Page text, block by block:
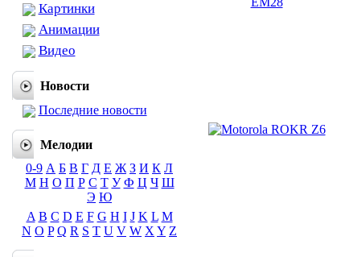
Картинки
Анимации
Видео
Новости
Последние новости
Мелодии
0-9 А Б В Г Д Е Ж З И К Л
М Н О П Р С Т У Ф Ц Ч Ш
Э Ю
A B C D E F G H I J K L M
N O P Q R S T U V W X Y Z